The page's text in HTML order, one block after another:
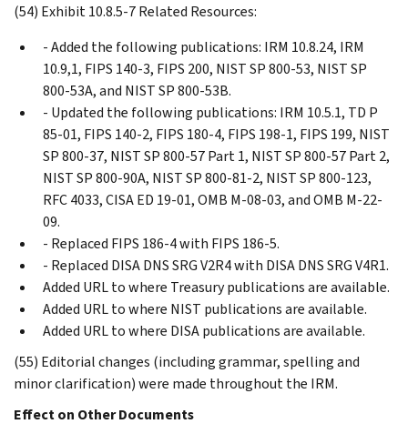
(54) Exhibit 10.8.5-7 Related Resources:
- Added the following publications: IRM 10.8.24, IRM
10.9,1, FIPS 140-3, FIPS 200, NIST SP 800-53, NIST SP
800-53A, and NIST SP 800-53B.
- Updated the following publications: IRM 10.5.1, TD P
85-01, FIPS 140-2, FIPS 180-4, FIPS 198-1, FIPS 199, NIST
SP 800-37, NIST SP 800-57 Part 1, NIST SP 800-57 Part 2,
NIST SP 800-90A, NIST SP 800-81-2, NIST SP 800-123,
RFC 4033, CISA ED 19-01, OMB M-08-03, and OMB M-22-
09.
- Replaced FIPS 186-4 with FIPS 186-5.
- Replaced DISA DNS SRG V2R4 with DISA DNS SRG V4R1.
Added URL to where Treasury publications are available.
Added URL to where NIST publications are available.
Added URL to where DISA publications are available.
(55) Editorial changes (including grammar, spelling and
minor clarification) were made throughout the IRM.
Effect on Other Documents